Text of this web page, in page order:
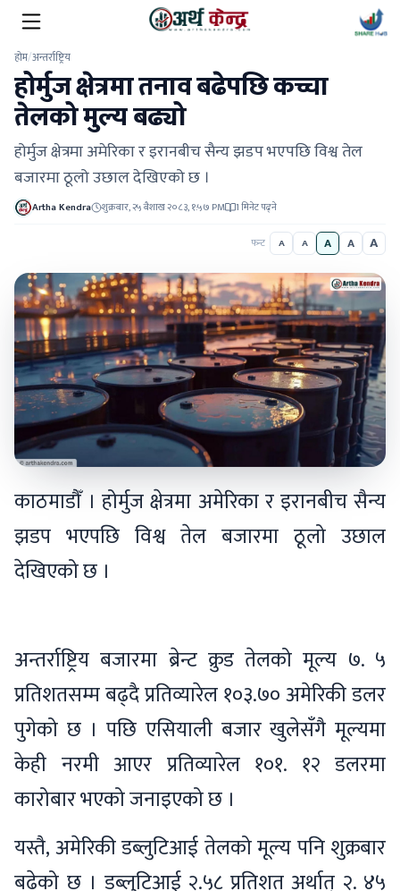
होम/अन्तर्राष्ट्रिय
होर्मुज क्षेत्रमा तनाव बढेपछि कच्चा
तेलको मुल्य बढ्यो
होर्मुज क्षेत्रमा अमेरिका र इरानबीच सैन्य झडप भएपछि विश्व तेल
बजारमा ठूलो उछाल देखिएको छ ।
Artha Kendra शुक्रबार, २५ बैशाख २०८३, १:५७ PM 1 मिनेट पढ्ने
फन्ट A A A A A
काठमाडौँ । होर्मुज क्षेत्रमा अमेरिका र इरानबीच सैन्य
झडप भएपछि विश्व तेल बजारमा ठूलो उछाल
देखिएको छ ।
अन्तर्राष्ट्रिय बजारमा ब्रेन्ट क्रुड तेलको मूल्य ७. ५
प्रतिशतसम्म बढ्दै प्रतिव्यारेल १०३.७० अमेरिकी डलर
पुगेको छ । पछि एसियाली बजार खुलेसँगै मूल्यमा
केही नरमी आएर प्रतिव्यारेल १०१. १२ डलरमा
कारोबार भएको जनाइएको छ ।
यस्तै, अमेरिकी डब्लुटिआई तेलको मूल्य पनि शुक्रबार
बढेको छ । डब्लुटिआई २.५८ प्रतिशत अर्थात् २. ४५